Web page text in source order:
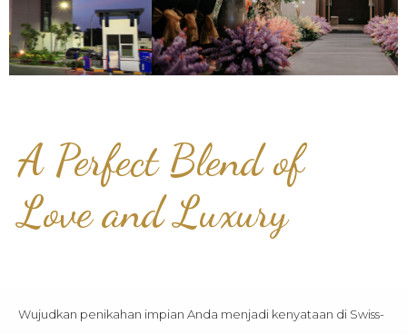
A Perfect Blend of
Love and Luxury
Wujudkan penikahan impian Anda menjadi kenyataan di Swiss-